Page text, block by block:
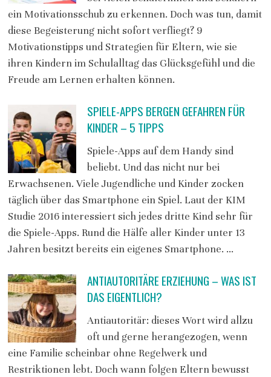
ein Motivationsschub zu erkennen. Doch was tun, damit
diese Begeisterung nicht sofort verfliegt? 9
Motivationstipps und Strategien für Eltern, wie sie
ihren Kindern im Schulalltag das Glücksgefühl und die
Freude am Lernen erhalten können.
SPIELE-APPS BERGEN GEFAHREN FÜR
KINDER – 5 TIPPS
Spiele-Apps auf dem Handy sind
beliebt. Und das nicht nur bei
Erwachsenen. Viele Jugendliche und Kinder zocken
täglich über das Smartphone ein Spiel. Laut der KIM
Studie 2016 interessiert sich jedes dritte Kind sehr für
die Spiele-Apps. Rund die Hälfe aller Kinder unter 13
Jahren besitzt bereits ein eigenes Smartphone. …
ANTIAUTORITÄRE ERZIEHUNG – WAS IST
DAS EIGENTLICH?
Antiautoritär: dieses Wort wird allzu
oft und gerne herangezogen, wenn
eine Familie scheinbar ohne Regelwerk und
Restriktionen lebt. Doch wann folgen Eltern bewusst